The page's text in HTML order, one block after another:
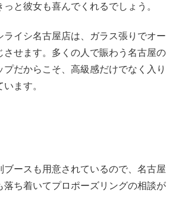
と彼女も喜んでくれるでしょう。
ライシ名古屋店は、ガラス張りでオー
させます。多くの人で賑わう名古屋の
だからこそ、高級感だけでなく入り
ます。
ブースも用意されているので、名古屋
落ち着いてプロポーズリングの相談が